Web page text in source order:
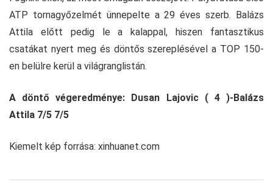
ATP tornagyőzelmét ünnepelte a 29 éves szerb. Balázs
Attila előtt pedig le a kalappal, hiszen fantasztikus
csatákat nyert meg és döntős szereplésével a TOP 150-
en belülre kerül a világranglistán.
A döntő végeredménye: Dusan Lajovic ( 4 )-Balázs
Attila 7/5 7/5
Kiemelt kép forrása: xinhuanet.com